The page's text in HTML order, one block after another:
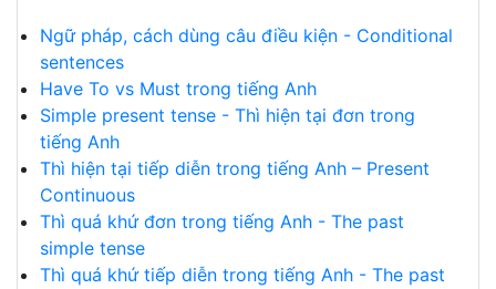
Ngữ pháp, cách dùng câu điều kiện - Conditional
sentences
Have To vs Must trong tiếng Anh
Simple present tense - Thì hiện tại đơn trong
tiếng Anh
Thì hiện tại tiếp diễn trong tiếng Anh – Present
Continuous
Thì quá khứ đơn trong tiếng Anh - The past
simple tense
Thì quá khứ tiếp diễn trong tiếng Anh - The past